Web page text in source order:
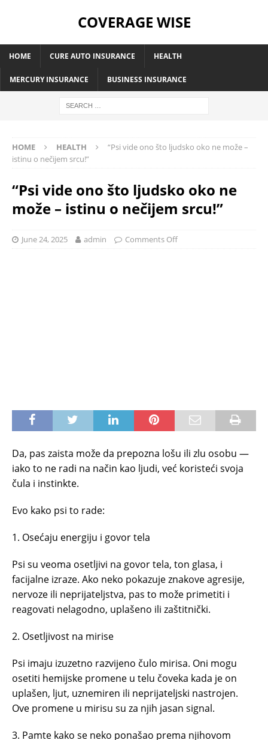
COVERAGE WISE
HOME CURE AUTO INSURANCE HEALTH
MERCURY INSURANCE BUSINESS INSURANCE
HOME HEALTH
“Psi vide ono što ljudsko oko ne može –
istinu o nečijem srcu!”
“Psi vide ono što ljudsko oko ne
može – istinu o nečijem srcu!”
June 24, 2025 admin Comments Off
Da, pas zaista može da prepozna lošu ili zlu osobu —
iako to ne radi na način kao ljudi, već koristeći svoja
čula i instinkte.
Evo kako psi to rade:
1. Osećaju energiju i govor tela
Psi su veoma osetljivi na govor tela, ton glasa, i
facijalne izraze. Ako neko pokazuje znakove agresije,
nervoze ili neprijateljstva, pas to može primetiti i
reagovati nelagodno, uplašeno ili zaštitnički.
2. Osetljivost na mirise
Psi imaju izuzetno razvijeno čulo mirisa. Oni mogu
osetiti hemijske promene u telu čoveka kada je on
uplašen, ljut, uznemiren ili neprijateljski nastrojen.
Ove promene u mirisu su za njih jasan signal.
3. Pamte kako se neko ponašao prema njihovom